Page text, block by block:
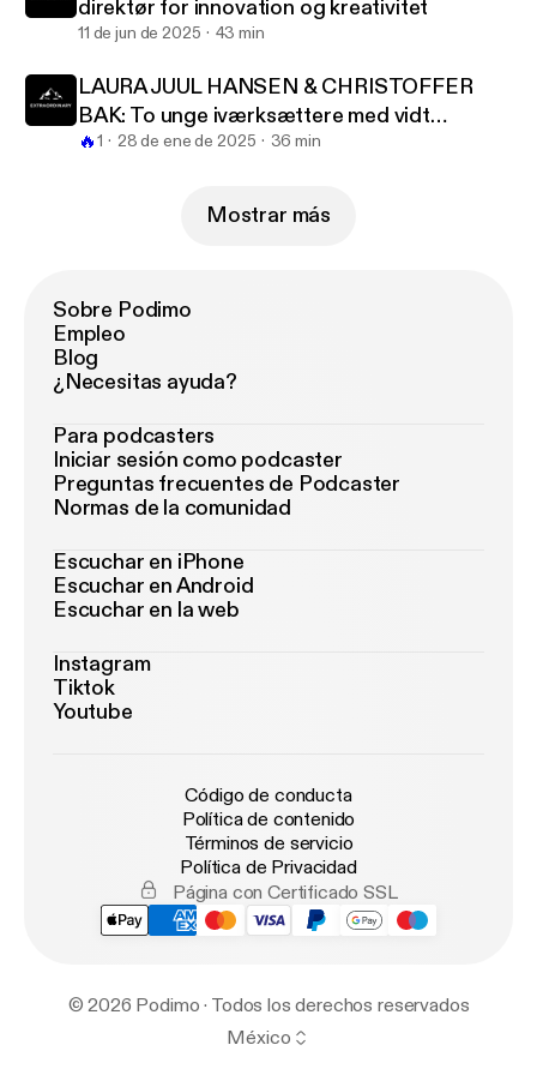
direktør for innovation og kreativitet
11 de jun de 2025 43 min
LAURA JUUL HANSEN & CHRISTOFFER
BAK: To unge iværksættere med vidt
forskellige sandheder
🔥1 28 de ene de 2025 36 min
Mostrar más
Sobre Podimo
Empleo
Blog
¿Necesitas ayuda?
Para podcasters
Iniciar sesión como podcaster
Preguntas frecuentes de Podcaster
Normas de la comunidad
Escuchar en iPhone
Escuchar en Android
Escuchar en la web
Instagram
Tiktok
Youtube
Código de conducta
Política de contenido
Términos de servicio
Política de Privacidad
Página con Certificado SSL
© 2026 Podimo · Todos los derechos reservados
México